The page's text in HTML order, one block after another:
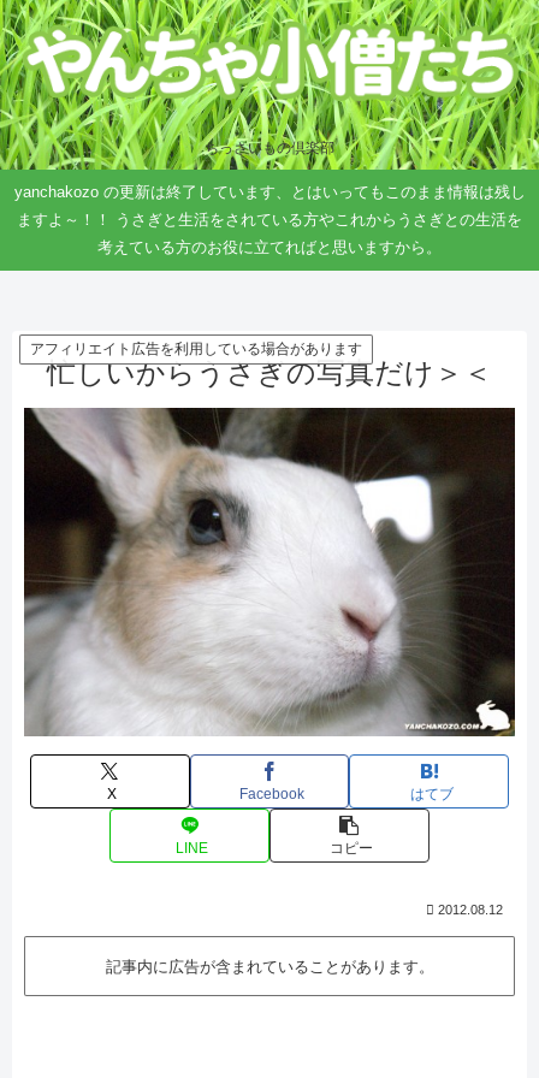
ちっさいもの倶楽部
yanchakozo の更新は終了しています、とはいってもこのまま情報は残し
ますよ～！！ うさぎと生活をされている方やこれからうさぎとの生活を
考えている方のお役に立てればと思いますから。
アフィリエイト広告を利用している場合があります
忙しいからうさぎの写真だけ＞＜
X Facebook はてブ
LINE コピー
2012.08.12
記事内に広告が含まれていることがあります。